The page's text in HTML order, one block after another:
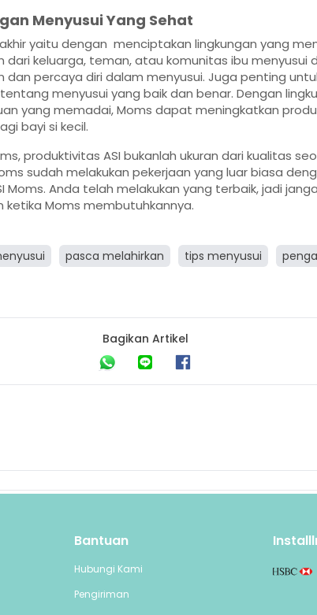
Menyusui Yang Sehat
yaitu dengan menciptakan lingkungan yang
dari keluarga, teman, atau komunitas ibu
dan percaya diri dalam menyusui. Juga penting
menyusui yang baik dan benar. Dengan
yang memadai, Moms dapat meningkatkan
bayi si kecil.
produktivitas ASI bukanlah ukuran dari kualitas
sudah melakukan pekerjaan yang luar biasa
Moms. Anda telah melakukan yang terbaik, jadi
Moms membutuhkannya.
pasca melahirkan tips menyusui
Bagikan Artikel
Bantuan
Hubungi Kami
Pengiriman